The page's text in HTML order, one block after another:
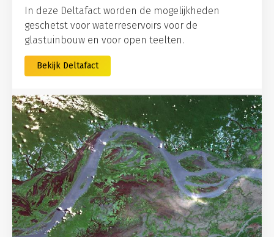
In deze Deltafact worden de mogelijkheden
geschetst voor waterreservoirs voor de
glastuinbouw en voor open teelten.
Bekijk Deltafact